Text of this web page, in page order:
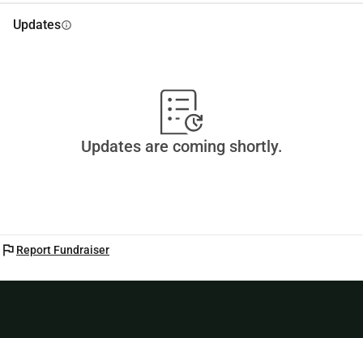
Updatesinfo
Updates are coming shortly.
flag Report Fundraiser